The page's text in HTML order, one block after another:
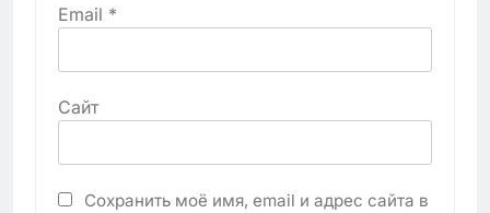
Email *
Сайт
Сохранить моё имя, email и адрес сайта в